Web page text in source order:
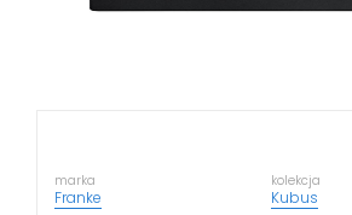
marka
Franke
kolekcja
Kubus